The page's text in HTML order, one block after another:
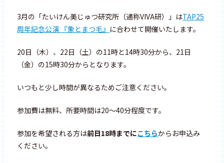
3月の「たいけん美じゅつ研究所（通称VIVA研）」はTAP25
周年記念公演 『象とまつ毛』 に合わせて開催いたします。
20日（木）、22日（土）の11時と14時30分から、21日
（金）の15時30分からとなります。
いつもと少し時間が異なるためご注意ください。
参加費は無料、所要時間は20～40分程度です。
参加を希望される方は前日18時までにこちらからお申込み
ください。